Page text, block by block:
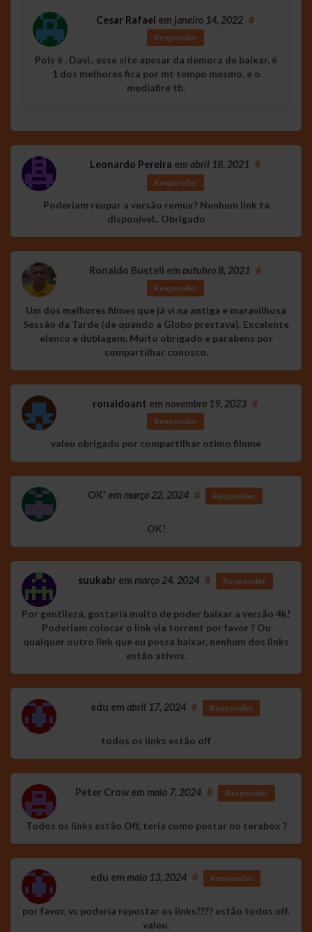
Cesar Rafael em janeiro 14, 2022 #
Responder
Pois é . Davi.. esse site apesar da demora de baixar, é
1 dos melhores fica por mt tempo mesmo, e o
mediafire tb.
Leonardo Pereira em abril 18, 2021 #
Responder
Poderiam reupar a versão remux? Nenhum link ta
disponível.. Obrigado
Ronaldo Busteli em outubro 8, 2021 #
Responder
Um dos melhores filmes que já vi na antiga e maravilhosa
Sessão da Tarde (de quando a Globo prestava). Excelente
elenco e dublagem. Muito obrigado e parabens por
compartilhar conosco.
ronaldoant em novembro 19, 2023 #
Responder
valeu obrigado por compartilhar otimo filnme
OK' em março 22, 2024 # Responder
OK!
suukabrem março 24, 2024 # Responder
Por gentileza, gostaria muito de poder baixar a versão 4k!
Poderiam colocar o link via torrent por favor ? Ou
qualquer outro link que eu possa baixar, nenhum dos links
estão ativos.
edu em abril 17, 2024 # Responder
todos os links estão off
Peter Crow em maio 7, 2024 # Responder
Todos os links estão Off, teria como postar no terabox ?
edu em maio 13, 2024 # Responder
por favor, vc poderia repostar os links???? estão todos off.
valeu.